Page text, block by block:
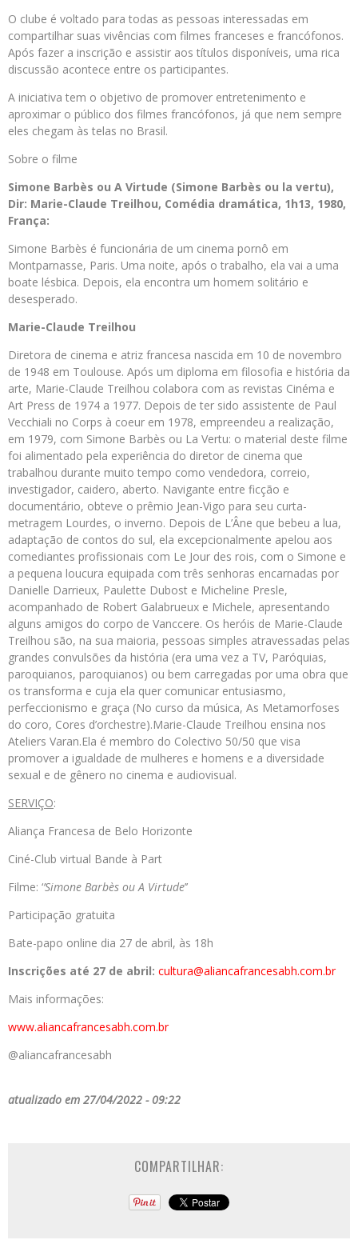
O clube é voltado para todas as pessoas interessadas em
compartilhar suas vivências com filmes franceses e francófonos.
Após fazer a inscrição e assistir aos títulos disponíveis, uma rica
discussão acontece entre os participantes.
A iniciativa tem o objetivo de promover entretenimento e
aproximar o público dos filmes francófonos, já que nem sempre
eles chegam às telas no Brasil.
Sobre o filme
Simone Barbès ou A Virtude (Simone Barbès ou la vertu),
Dir: Marie-Claude Treilhou, Comédia dramática, 1h13, 1980,
França:
Simone Barbès é funcionária de um cinema pornô em
Montparnasse, Paris. Uma noite, após o trabalho, ela vai a uma
boate lésbica. Depois, ela encontra um homem solitário e
desesperado.
Marie-Claude Treilhou
Diretora de cinema e atriz francesa nascida em 10 de novembro
de 1948 em Toulouse. Após um diploma em filosofia e história da
arte, Marie-Claude Treilhou colabora com as revistas Cinéma e
Art Press de 1974 a 1977. Depois de ter sido assistente de Paul
Vecchiali no Corps à coeur em 1978, empreendeu a realização,
em 1979, com Simone Barbès ou La Vertu: o material deste filme
foi alimentado pela experiência do diretor de cinema que
trabalhou durante muito tempo como vendedora, correio,
investigador, caidero, aberto. Navigante entre ficção e
documentário, obteve o prêmio Jean-Vigo para seu curta-
metragem Lourdes, o inverno. Depois de L’Âne que bebeu a lua,
adaptação de contos do sul, ela excepcionalmente apelou aos
comediantes profissionais com Le Jour des rois, com o Simone e
a pequena loucura equipada com três senhoras encarnadas por
Danielle Darrieux, Paulette Dubost e Micheline Presle,
acompanhado de Robert Galabrueux e Michele, apresentando
alguns amigos do corpo de Vanccere. Os heróis de Marie-Claude
Treilhou são, na sua maioria, pessoas simples atravessadas pelas
grandes convulsões da história (era uma vez a TV, Paróquias,
paroquianos, paroquianos) ou bem carregadas por uma obra que
os transforma e cuja ela quer comunicar entusiasmo,
perfeccionismo e graça (No curso da música, As Metamorfoses
do coro, Cores d’orchestre).Marie-Claude Treilhou ensina nos
Ateliers Varan.Ela é membro do Colectivo 50/50 que visa
promover a igualdade de mulheres e homens e a diversidade
sexual e de gênero no cinema e audiovisual.
SERVIÇO:
Aliança Francesa de Belo Horizonte
Ciné-Club virtual Bande à Part
Filme: ‘’Simone Barbès ou A Virtude’’
Participação gratuita
Bate-papo online dia 27 de abril, às 18h
Inscrições até 27 de abril: cultura@aliancafrancesabh.com.br
Mais informações:
www.aliancafrancesabh.com.br
@aliancafrancesabh
atualizado em 27/04/2022 - 09:22
COMPARTILHAR: